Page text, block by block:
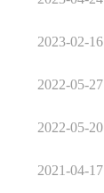
2023-02-16
2022-05-27
2022-05-20
2021-04-17